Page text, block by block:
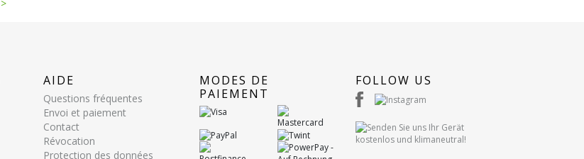
AIDE
Questions fréquentes
Envoi et paiement
Contact
Révocation
Protection des données
MODES DE
PAIEMENT
FOLLOW US